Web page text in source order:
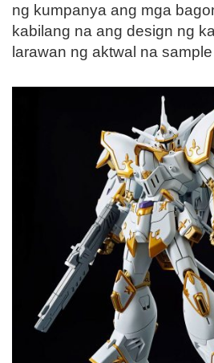
ng kumpanya ang mga
kabilang na ang design ng
larawan ng aktwal na